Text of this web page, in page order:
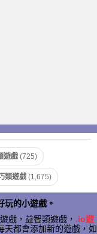
遊戲 (725)
類遊戲 (1,675)
玩的小遊戲。
戲，益智類遊戲， .io遊
天都會添加新的遊戲，如